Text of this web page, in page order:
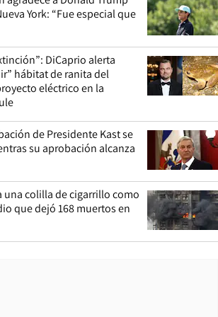
York: “Fue especial que
DiCaprio alerta
hábitat de ranita del
eléctrico en la
de Presidente Kast se
su aprobación alcanza
una colilla de cigarrillo como
que dejó 168 muertos en